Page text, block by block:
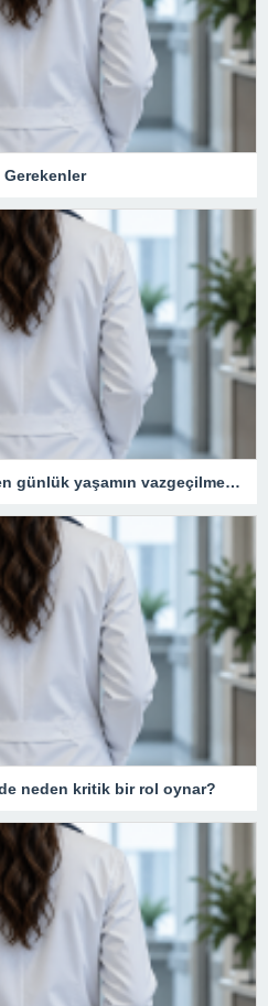
Geri dönüşüm kutusu neden günlük yaşamın vazgeçilmezidir?
neden kritik bir rol oynar?